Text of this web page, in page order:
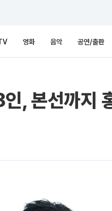
영화 음악 공연/출판
, 본선까지